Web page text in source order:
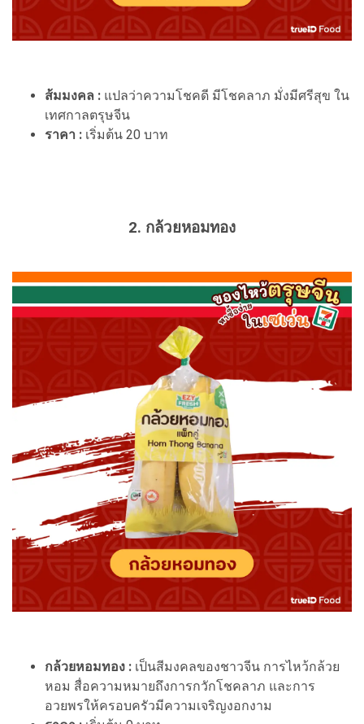
ส้มมงคล : แปลว่าความโชคดี มีโชคลาภ มั่งมีศรีสุข ใน
เทศกาลตรุษจีน
ราคา : เริ่มต้น 20 บาท
2. กล้วยหอมทอง
กล้วยหอมทอง : เป็นสีมงคลของชาวจีน การไหว้กล้วย
หอม สื่อความหมายถึงการกวักโชคลาภ และการ
อวยพรให้ครอบครัวมีความเจริญงอกงาม